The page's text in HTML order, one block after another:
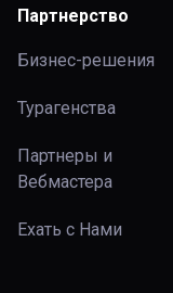
Партнерство
Бизнес-решения
Турагенства
Партнеры и
Вебмастера
Ехать с Нами